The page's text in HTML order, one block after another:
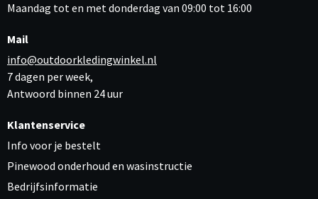
Maandag tot en met donderdag van 09:00 tot 16:00
Mail
info@outdoorkledingwinkel.nl
7 dagen per week,
Antwoord binnen 24 uur
Klantenservice
Info voor je bestelt
Pinewood onderhoud en wasinstructie
Bedrijfsinformatie